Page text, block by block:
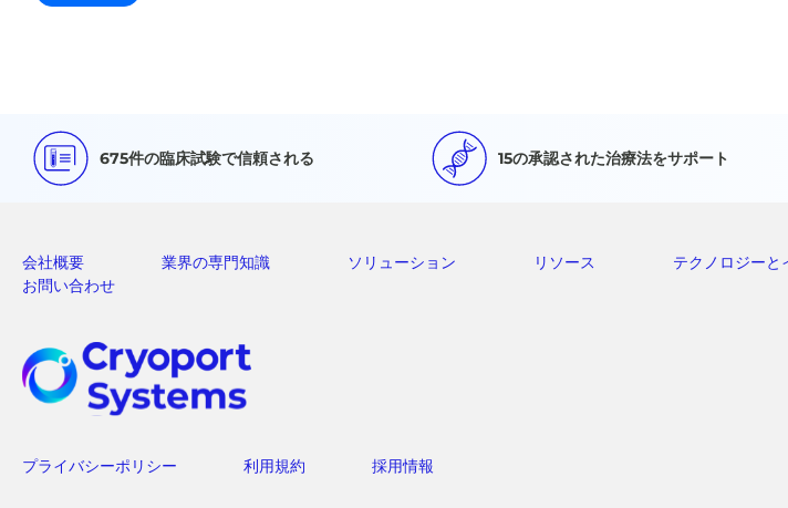
675件の臨床試験で信頼される 15の承認された治療法をサポート
会社概要 業界の専門知識 ソリューション リソース
テクノロジーと
お問い合わせ
プライバシーポリシー 利用規約 採用情報